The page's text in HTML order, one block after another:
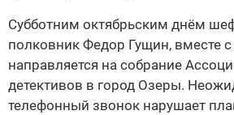
Субботним октябрьским днём
полковник Федор Гущин, вместе с
направляется на собрание
детективов в город Озеры.
телефонный звонок нарушает